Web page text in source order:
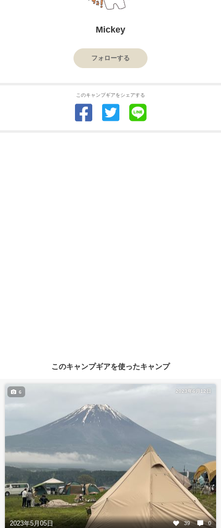
Mickey
フォローする
このキャンプギアをシェアする
このキャンプギアを使ったキャンプ
2023年6月12日
2023年5月05日 39 0
6